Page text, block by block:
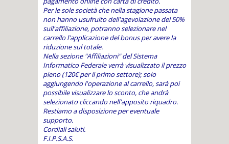
Per le sole società che nella stagione passata
non hanno usufruito dell'agevolazione del 50%
sull'affiliazione, potranno selezionare nel
carrello l'applicazione del bonus per avere la
riduzione sul totale.
Nella sezione "Affiliazioni" del Sistema
Informatico Federale verrà visualizzato il prezzo
pieno (120€ per il primo settore); solo
aggiungendo l'operazione al carrello, sarà poi
possibile visualizzare lo sconto, che andrà
selezionato cliccando nell'apposito riquadro.
Restiamo a disposizione per eventuale
supporto.
Cordiali saluti.
F.I.P.S.A.S.